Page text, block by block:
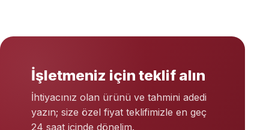
İşletmeniz için teklif alın
İhtiyacınız olan ürünü ve tahmini adedi
yazın; size özel fiyat teklifimizle en geç
24 saat içinde dönelim.